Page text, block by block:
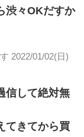
渋々OKだすか
2022/01/02(日)
信して絶対無
てきてから買